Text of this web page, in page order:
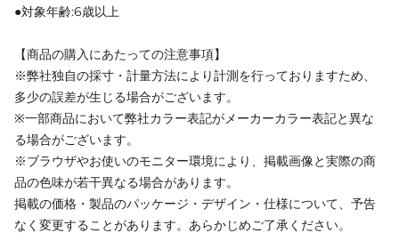
●対象年齢:6歳以上
【商品の購入にあたっての注意事項】
※弊社独自の採寸・計量方法により計測を行っておりますため、
多少の誤差が生じる場合がございます。
※一部商品において弊社カラー表記がメーカーカラー表記と異な
る場合がございます。
※ブラウザやお使いのモニター環境により、掲載画像と実際の商
品の色味が若干異なる場合があります。
掲載の価格・製品のパッケージ・デザイン・仕様について、予告
なく変更することがあります。あらかじめご了承ください。